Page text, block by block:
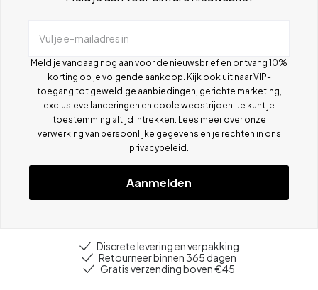
Vul je e-mailadres in
Meld je vandaag nog aan voor de nieuwsbrief en ontvang 10%
korting op je volgende aankoop. Kijk ook uit naar VIP-
toegang tot geweldige aanbiedingen, gerichte marketing,
exclusieve lanceringen en coole wedstrijden. Je kunt je
toestemming altijd intrekken. Lees meer over onze
verwerking van persoonlijke gegevens en je rechten in ons
privacybeleid
Aanmelden
Discrete levering en verpakking
Retourneer binnen 365 dagen
Gratis verzending boven €45